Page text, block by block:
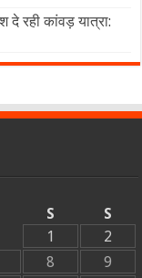
रही कांवड़ यात्रा:
S
S
1
2
8
9